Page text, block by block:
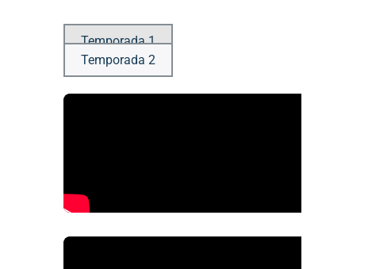
Temporada 1
Temporada 2